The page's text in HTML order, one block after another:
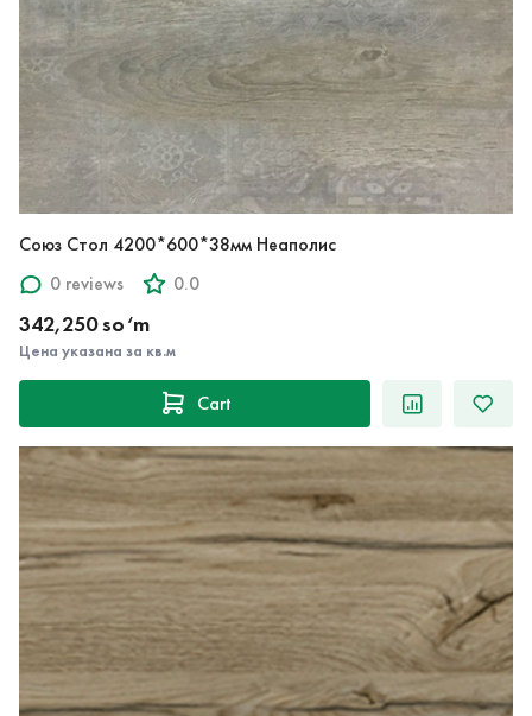
Союз Стол 4200*600*38мм Неаполис
0 reviews
0.0
342,250 so‘m
Цена указана за кв.м
Cart